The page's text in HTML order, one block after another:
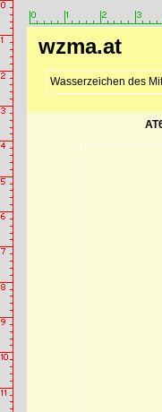
wzma.at
Wasserzeichen des